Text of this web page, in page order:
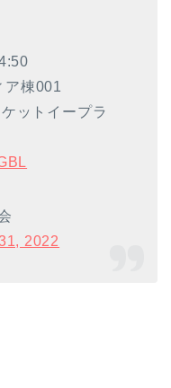
ア棟001
ットイープラ
2022